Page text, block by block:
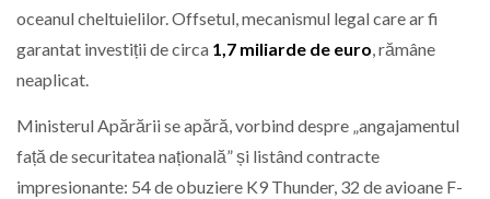
oceanul cheltuielilor. Offsetul, mecanismul legal care ar fi
garantat investiții de circa 1,7 miliarde de euro , rămâne
neaplicat.
Ministerul Apărării se apără, vorbind despre „angajamentul
față de securitatea națională” și listând contracte
impresionante: 54 de obuziere K9 Thunder, 32 de avioane F-